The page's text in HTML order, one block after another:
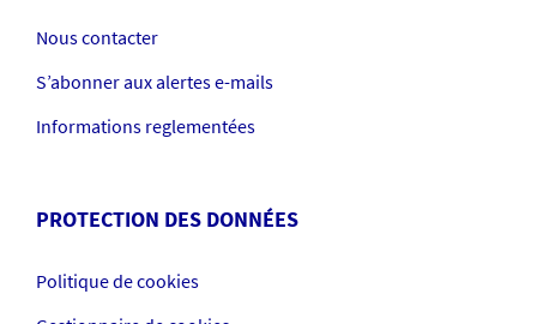
Nous contacter
S’abonner aux alertes e-mails
Informations reglementées
PROTECTION DES DONNÉES
Politique de cookies